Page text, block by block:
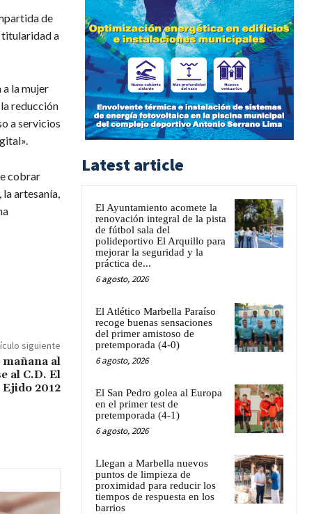
de
titularidad a
la mujer
reducción
a servicios
cobrar
artesanía,
siguiente
mañana al
al C.D. El
Ejido 2012
Latest article
El Ayuntamiento acomete la
renovación integral de la pista
de fútbol sala del
polideportivo El Arquillo para
mejorar la seguridad y la
práctica de...
6 agosto, 2026
El Atlético Marbella Paraíso
recoge buenas sensaciones
del primer amistoso de
pretemporada (4-0)
6 agosto, 2026
El San Pedro golea al Europa
en el primer test de
pretemporada (4-1)
6 agosto, 2026
Llegan a Marbella nuevos
puntos de limpieza de
proximidad para reducir los
tiempos de respuesta en los
barrios